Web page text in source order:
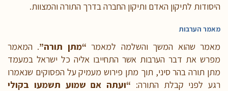
היסודות לתיקון האדם ותיקון החברה בדרך התורה והמצוות.
מאמר הערבות
מאמר שהוא המשך והשלמה למאמר “מתן תורה”. המאמר
מפרש את דבר הערבות אשר התחייבו אליה כל ישראל במעמד
מתן תורה בהר סיני, תוך מתן פירוש מעמיק על הפסוקים שנאמרו
רגע לפני קבלת התורה: “ועתה אם שמוע תשמעו בקולי